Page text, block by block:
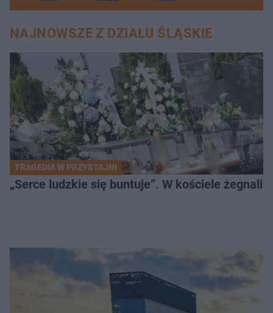
NAJNOWSZE Z DZIAŁU ŚLĄSKIE
TRAGEDIA W PRZYSTAJNI
„Serce ludzkie się buntuje”. W kościele żegnali